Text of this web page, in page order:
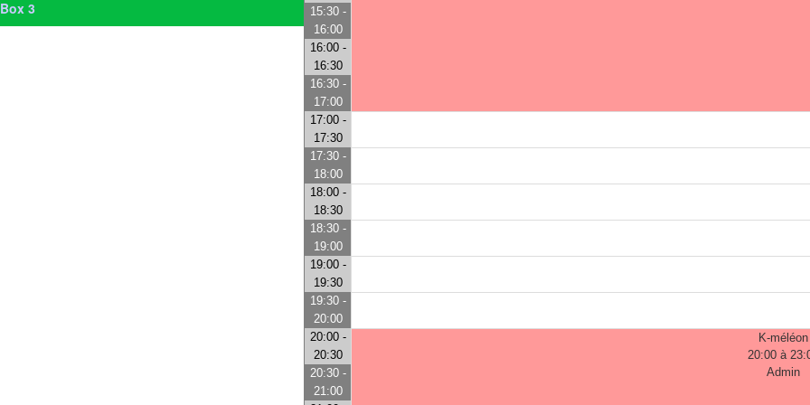
Box 3
15:30 -
16:00
16:00 -
16:30
16:30 -
17:00
17:00 -
17:30
17:30 -
18:00
18:00 -
18:30
18:30 -
19:00
19:00 -
19:30
19:30 -
20:00
20:00 -
20:30
K-méléon
20:00 à
Admin
20:30 -
21:00